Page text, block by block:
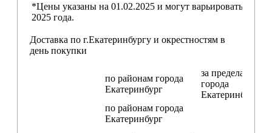
*Цены указаны на 01.02.2025 и могут варьироваться
2025 года.
Доставка по г.Екатеринбургу и окрестностям в
день покупки
по районам города
Екатеринбург
за пределами
города
Екатеринбург
по районам города
Екатеринбург